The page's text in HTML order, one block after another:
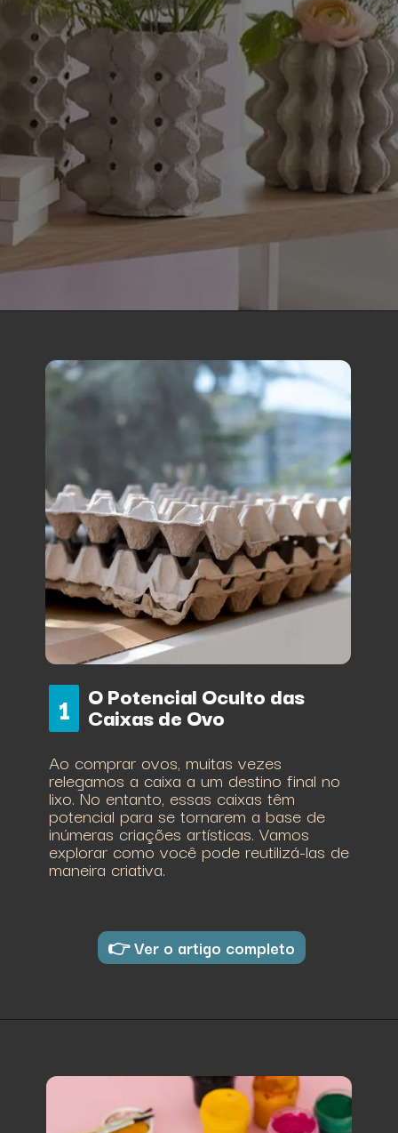
Ao comprar ovos, muitas vezes
relegamos a caixa a um destino final no
lixo. No entanto, essas caixas têm
potencial para se tornarem a base de
inúmeras criações artísticas. Vamos
explorar como você pode reutilizá-las de
maneira criativa.
O Potencial Oculto das
Caixas de Ovo
1
👉 Ver o artigo completo